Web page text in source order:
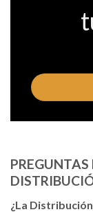
PREGUNTAS
¿La